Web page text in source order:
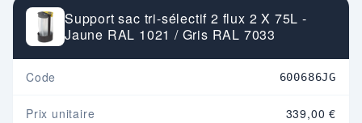
Support sac tri-sélectif 2 flux 2 X 75L -
Jaune RAL 1021 / Gris RAL 7033
Code 600686JG
Prix unitaire 339,00 €